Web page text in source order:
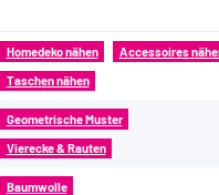
Homedeko nähen Accessoires
Taschen nähen
Geometrische Muster
Vierecke & Rauten
Baumwolle